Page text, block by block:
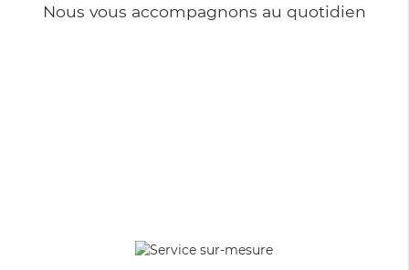
Nous vous accompagnons au quotidien